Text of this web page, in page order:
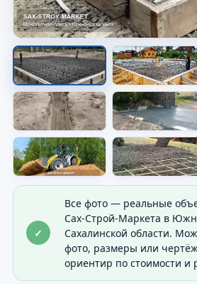
Опалубка перед
Показана форма будущего
бетоном.
✓
Все фото — реальные
Сах-Строй-Маркета в
Сахалинской области.
фото, размеры или
ориентир по стоимости